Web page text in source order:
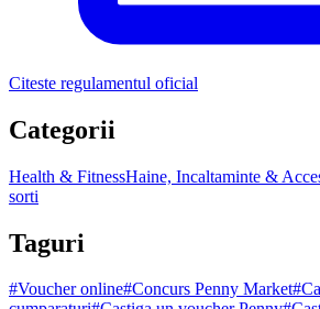
Citeste regulamentul oficial
Categorii
Health & FitnessHaine, Incaltaminte &
sorti
Taguri
#Voucher online#Concurs Penny Market#